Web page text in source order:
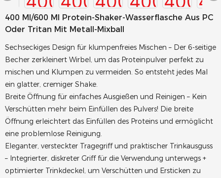
400 Ml/600 Ml Protein-Shaker-Wasserflasche Aus PC
Oder Tritan Mit Metall-Mixball
Sechseckiges Design für klumpenfreies Mischen – Der 6-seitige
Becher zerkleinert Wirbel, um das Proteinpulver perfekt zu
mischen und Klumpen zu vermeiden. So entsteht jedes Mal
ein glatter, cremiger Shake.
Breite Öffnung für einfaches Ausgießen und Reinigen – Kein
Verschütten mehr beim Einfüllen des Pulvers! Die breite
Öffnung erleichtert das Einfüllen des Proteins und ermöglicht
eine problemlose Reinigung.
Eleganter, versteckter Tragegriff und praktischer Trinkausguss
– Integrierter, diskreter Griff für die Verwendung unterwegs +
optimierter Trinkdeckel, um Verschütten und Ersticken zu